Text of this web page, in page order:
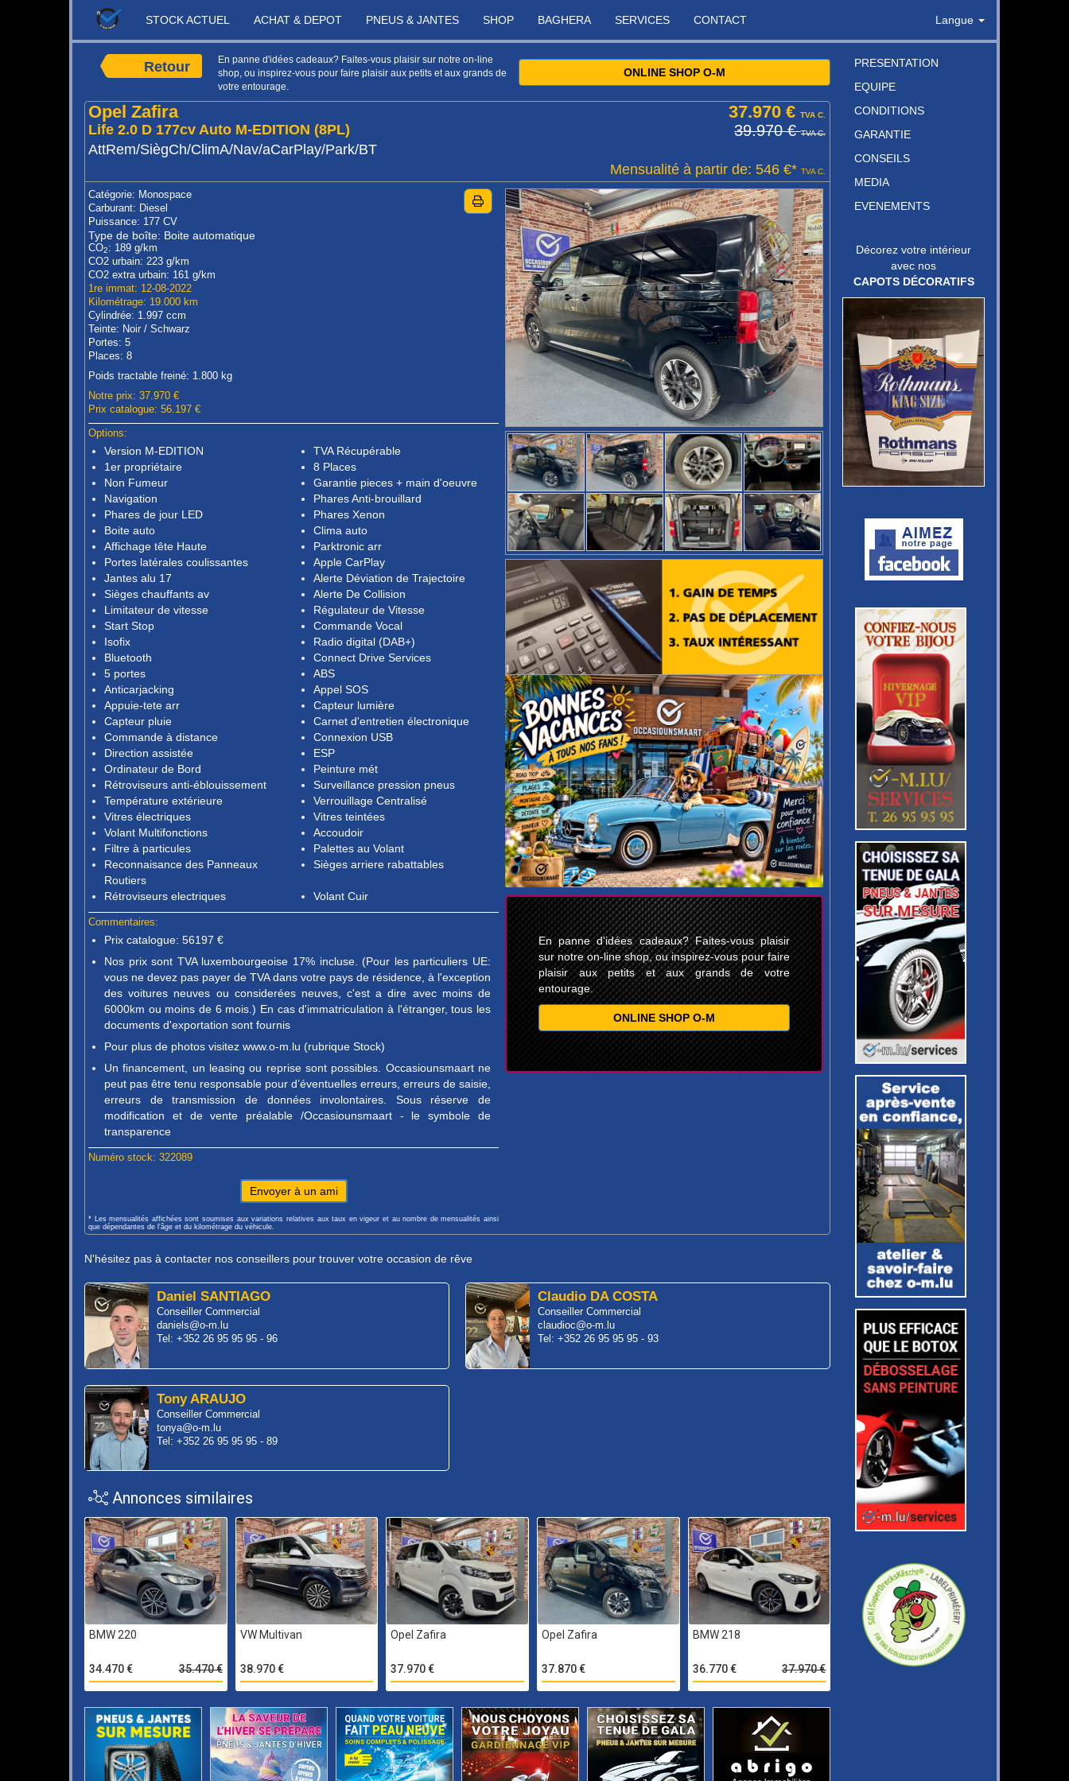
STOCK ACTUEL ACHAT & DEPOT PNEUS & JANTES SHOP BAGHERA SERVICES CONTACT Langue
Retour
En panne d'idées cadeaux? Faites-vous plaisir sur notre on-line
shop, ou inspirez-vous pour faire plaisir aux petits et aux grands de
votre entourage.
ONLINE SHOP O-M
Opel Zafira 37.970 € TVA C.
39.970 €TVA C.
Life 2.0 D 177cv Auto M-EDITION (8PL)
AttRem/SiègCh/ClimA/Nav/aCarPlay/Park/BT
Mensualité à partir de: 546 €* TVA C.
Catégorie: Monospace
Carburant: Diesel
Puissance: 177 CV
Type de boîte: Boite automatique
CO2: 189 g/km
CO2 urbain: 223 g/km
CO2 extra urbain: 161 g/km
1re immat: 12-08-2022
Kilométrage: 19.000 km
Cylindrée: 1.997 ccm
Teinte: Noir / Schwarz
Portes: 5
Places: 8
Poids tractable freiné: 1.800 kg
Notre prix: 37.970 €
Prix catalogue: 56.197 €
Options:
Version M-EDITION
TVA Récupérable
1er propriétaire
8 Places
Non Fumeur
Garantie pieces + main d'oeuvre
Navigation
Phares Anti-brouillard
Phares de jour LED
Phares Xenon
Boite auto
Clima auto
Affichage tête Haute
Parktronic arr
Portes latérales coulissantes
Apple CarPlay
Jantes alu 17
Alerte Déviation de Trajectoire
Sièges chauffants av
Alerte De Collision
Limitateur de vitesse
Régulateur de Vitesse
Start Stop
Commande Vocal
Isofix
Radio digital (DAB+)
Bluetooth
Connect Drive Services
5 portes
ABS
Anticarjacking
Appel SOS
Appuie-tete arr
Capteur lumière
Capteur pluie
Carnet d'entretien électronique
Commande à distance
Connexion USB
Direction assistée
ESP
Ordinateur de Bord
Peinture mét
Rétroviseurs anti-éblouissement
Surveillance pression pneus
Température extérieure
Verrouillage Centralisé
Vitres électriques
Vitres teintées
Volant Multifonctions
Accoudoir
Filtre à particules
Palettes au Volant
Reconnaisance des Panneaux
Routiers
Sièges arriere rabattables
Rétroviseurs electriques Volant Cuir
Commentaires:
Prix catalogue: 56197 €
Nos prix sont TVA luxembourgeoise 17% incluse. (Pour les particuliers UE:
vous ne devez pas payer de TVA dans votre pays de résidence, à l'exception
des voitures neuves ou considerées neuves, c'est a dire avec moins de
6000km ou moins de 6 mois.) En cas d'immatriculation à l'étranger, tous les
documents d'exportation sont fournis
Pour plus de photos visitez www.o-m.lu (rubrique Stock)
Un financement, un leasing ou reprise sont possibles. Occasiounsmaart ne
peut pas être tenu responsable pour d’éventuelles erreurs, erreurs de saisie,
erreurs de transmission de données involontaires. Sous réserve de
modification et de vente préalable /Occasiounsmaart - le symbole de
transparence
Numéro stock: 322089
Envoyer à un ami
* Les mensualités affichées sont soumises aux variations relatives aux taux en vigeur et au nombre de mensualités ainsi
que dépendantes de l'âge et du kilométrage du véhicule.
En panne d'idées cadeaux? Faites-vous plaisir
sur notre on-line shop, ou inspirez-vous pour faire
plaisir aux petits et aux grands de votre
entourage.
ONLINE SHOP O-M
N'hésitez pas à contacter nos conseillers pour trouver votre occasion de rêve
Daniel SANTIAGO
Conseiller Commercial
daniels@o-m.lu
Tel: +352 26 95 95 95 - 96
Claudio DA COSTA
Conseiller Commercial
claudioc@o-m.lu
Tel: +352 26 95 95 95 - 93
Tony ARAUJO
Conseiller Commercial
tonya@o-m.lu
Tel: +352 26 95 95 95 - 89
Annonces similaires
BMW 220
35.470 €
34.470 €
VW Multivan
38.970 €
Opel Zafira
37.970 €
Opel Zafira
37.870 €
BMW 218
37.970 €
36.770 €
PRESENTATION
EQUIPE
CONDITIONS
GARANTIE
CONSEILS
MEDIA
EVENEMENTS
Décorez votre intérieur
avec nos
CAPOTS DÉCORATIFS